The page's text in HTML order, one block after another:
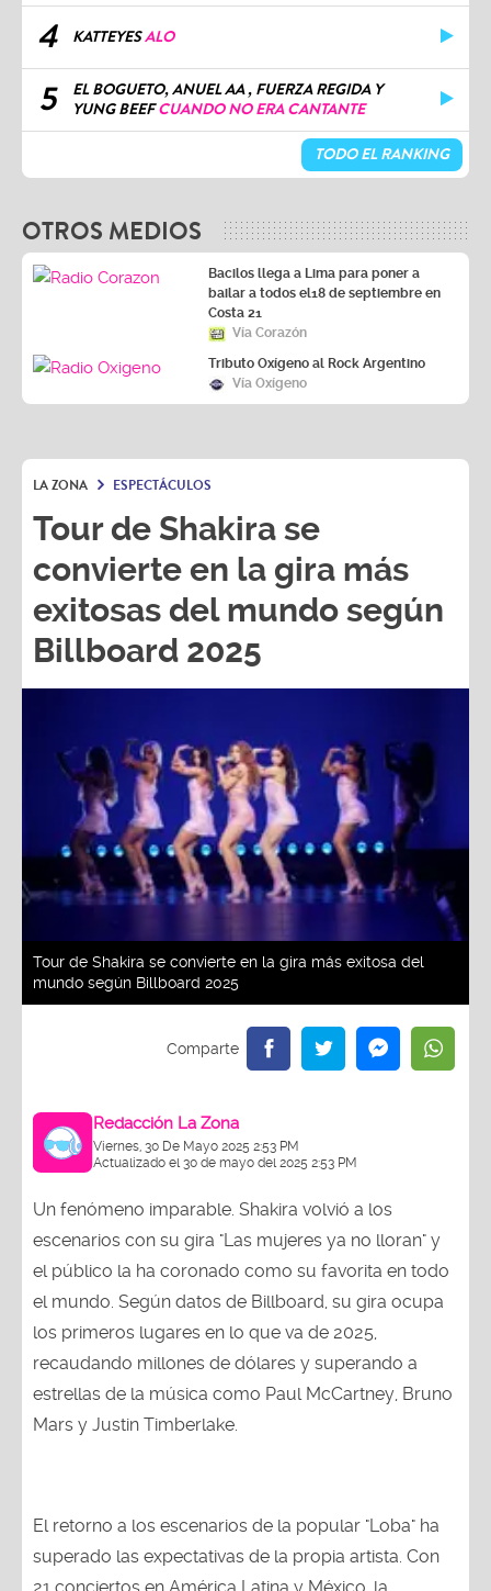
4 KATTEYESALO
5
EL BOGUETO, ANUEL AA , FUERZA REGIDA Y
YUNG BEEFCUANDO NO ERA CANTANTE
TODO EL RANKING
OTROS MEDIOS
Bacilos llega a Lima para poner a
bailar a todos el18 de septiembre en
Costa 21
Vía Corazón
Tributo Oxígeno al Rock Argentino
Vía Oxígeno
LA ZONA ESPECTÁCULOS
Tour de Shakira se
convierte en la gira más
exitosas del mundo según
Billboard 2025
Tour de Shakira se convierte en la gira más exitosa del
mundo según Billboard 2025
Redacción La Zona
Viernes, 30 De Mayo 2025 2:53 PM
Actualizado el 30 de mayo del 2025 2:53 PM
Un fenómeno imparable. Shakira volvió a los
escenarios con su gira "Las mujeres ya no lloran" y
el público la ha coronado como su favorita en todo
el mundo. Según datos de Billboard, su gira ocupa
los primeros lugares en lo que va de 2025,
recaudando millones de dólares y superando a
estrellas de la música como Paul McCartney, Bruno
Mars y Justin Timberlake.
El retorno a los escenarios de la popular "Loba" ha
superado las expectativas de la propia artista. Con
21 conciertos en América Latina y México, la